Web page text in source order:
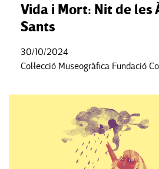
Vida i Mort: Nit de les
Sants
30/10/2024
Col·lecció Museogràfica Fundació